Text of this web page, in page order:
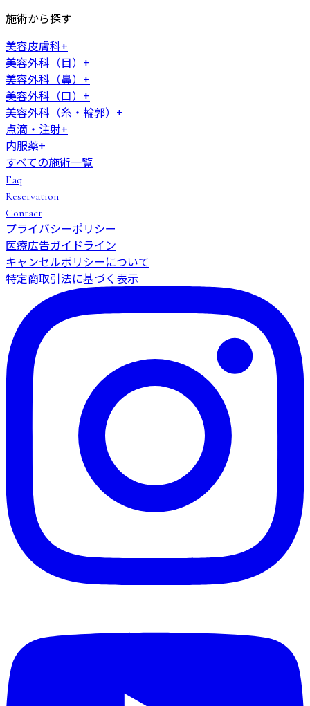
施術から探す
美容皮膚科+
美容外科（目） +
美容外科（鼻） +
美容外科（口） +
美容外科（糸・輪郭） +
点滴・注射+
内服薬+
すべての施術一覧
Faq
Reservation
Contact
プライバシーポリシー
医療広告ガイドライン
キャンセルポリシーについて
特定商取引法に基づく表示